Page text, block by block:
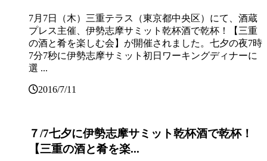
7月7日（木）三重テラス（東京都中央区）にて、酒蔵
プレス主催、伊勢志摩サミット乾杯酒で乾杯！【三重
の酒と肴を楽しむ会】が開催されました。七夕の夜7時
7分7秒に伊勢志摩サミット初日ワーキングディナーに
選 ...
2016/7/11
７/7七夕に伊勢志摩サミット乾杯酒で乾杯！
【三重の酒と肴を楽...